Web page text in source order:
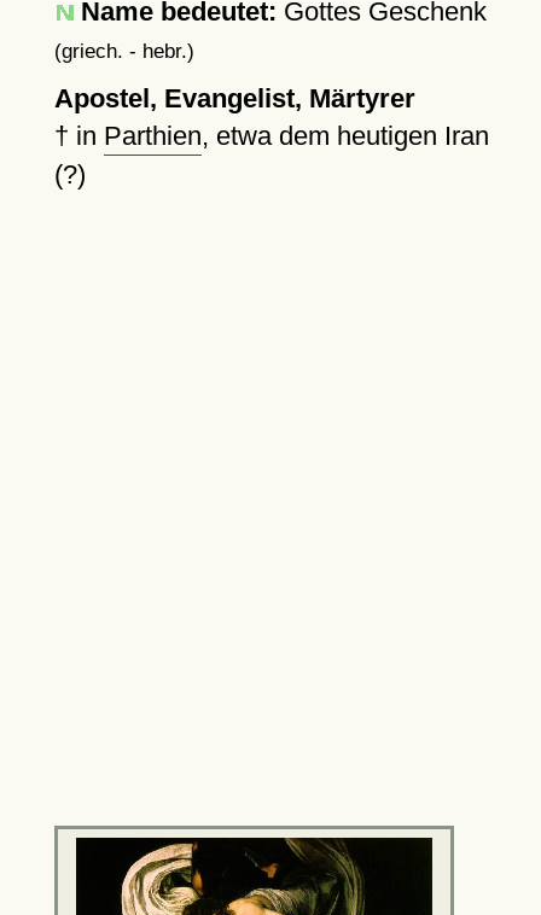
Name bedeutet: Gottes Geschenk
(griech. - hebr.)
Apostel, Evangelist, Märtyrer
† in Parthien, etwa dem heutigen Iran
(?)